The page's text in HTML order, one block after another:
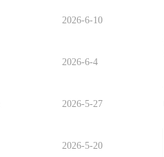
2026-6-10
2026-6-4
2026-5-27
2026-5-20